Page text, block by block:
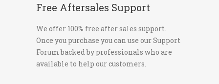
Free Aftersales Support
We offer 100% free after sales support.
Once you purchase you can use ourSupport
Forumbacked by professionals who are
available to help our customers.